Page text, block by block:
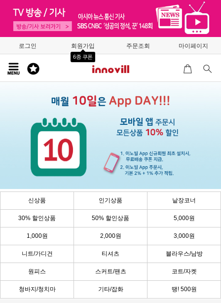
로그인 회원가입
6종 쿠폰
주문조회 마이페이지
신상품 인기상품 낱장코너
30% 할인상품 50% 할인상품 5,000원
1,000원 2,000원 3,000원
니트/가디건 티셔츠 블라우스/남방
원피스 스커트/팬츠 코트/자켓
청바지/청치마 기타/잡화 땡! 500원